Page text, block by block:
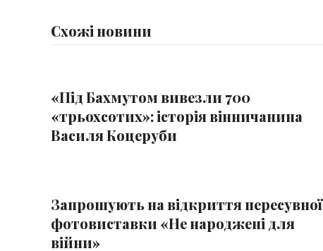
Схожі новини
«Під Бахмутом вивезли 700
«трьохсотих»: історія вінничанина
Василя Коцеруби
Запрошують на відкриття пересувної
фотовиставки «Не народжені для
війни»